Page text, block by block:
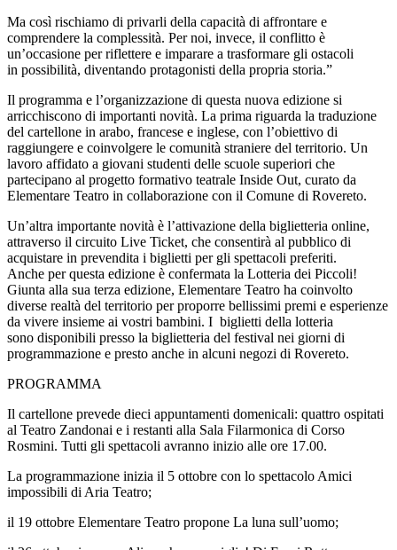
Ma così rischiamo di privarli della capacità di affrontare e
comprendere la complessità. Per noi, invece, il conflitto è
un’occasione per riflettere e imparare a trasformare gli ostacoli
in possibilità, diventando protagonisti della propria storia.”
Il programma e l’organizzazione di questa nuova edizione si
arricchiscono di importanti novità. La prima riguarda la traduzione
del cartellone in arabo, francese e inglese, con l’obiettivo di
raggiungere e coinvolgere le comunità straniere del territorio. Un
lavoro affidato a giovani studenti delle scuole superiori che
partecipano al progetto formativo teatrale Inside Out, curato da
Elementare Teatro in collaborazione con il Comune di Rovereto.
Un’altra importante novità è l’attivazione della biglietteria online,
attraverso il circuito Live Ticket, che consentirà al pubblico di
acquistare in prevendita i biglietti per gli spettacoli preferiti.
Anche per questa edizione è confermata la Lotteria dei Piccoli!
Giunta alla sua terza edizione, Elementare Teatro ha coinvolto
diverse realtà del territorio per proporre bellissimi premi e esperienze
da vivere insieme ai vostri bambini. I biglietti della lotteria
sono disponibili presso la biglietteria del festival nei giorni di
programmazione e presto anche in alcuni negozi di Rovereto.
PROGRAMMA
Il cartellone prevede dieci appuntamenti domenicali: quattro ospitati
al Teatro Zandonai e i restanti alla Sala Filarmonica di Corso
Rosmini. Tutti gli spettacoli avranno inizio alle ore 17.00.
La programmazione inizia il 5 ottobre con lo spettacolo Amici
impossibili di Aria Teatro;
il 19 ottobre Elementare Teatro propone La luna sull’uomo;